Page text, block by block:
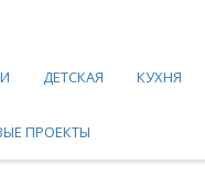
ДЕТСКАЯ КУХНЯ
ПРОЕКТЫ